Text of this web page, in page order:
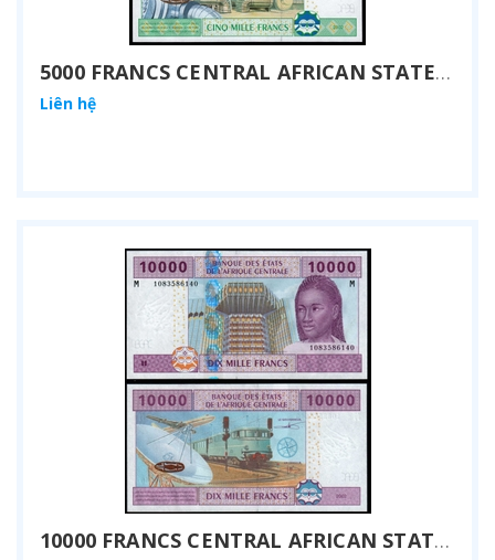
5000 FRANCS CENTRAL AFRICAN STATES 2002
Liên hệ
10000 FRANCS CENTRAL AFRICAN STATES 2002